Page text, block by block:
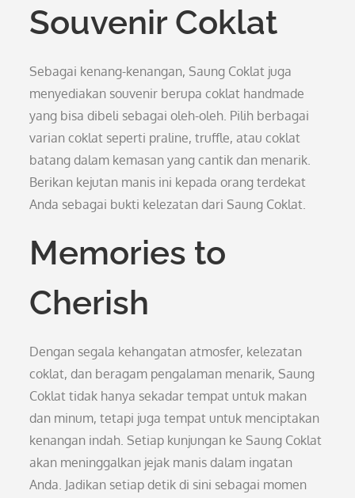
Souvenir Coklat
Sebagai kenang-kenangan, Saung Coklat juga
menyediakan souvenir berupa coklat handmade
yang bisa dibeli sebagai oleh-oleh. Pilih berbagai
varian coklat seperti praline, truffle, atau coklat
batang dalam kemasan yang cantik dan menarik.
Berikan kejutan manis ini kepada orang terdekat
Anda sebagai bukti kelezatan dari Saung Coklat.
Memories to
Cherish
Dengan segala kehangatan atmosfer, kelezatan
coklat, dan beragam pengalaman menarik, Saung
Coklat tidak hanya sekadar tempat untuk makan
dan minum, tetapi juga tempat untuk menciptakan
kenangan indah. Setiap kunjungan ke Saung Coklat
akan meninggalkan jejak manis dalam ingatan
Anda. Jadikan setiap detik di sini sebagai momen